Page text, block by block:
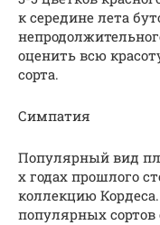
к середине лета
оценить всю
сорта.
Симпатия
Популярный вид
х годах прошлого
коллекцию
популярных сортов